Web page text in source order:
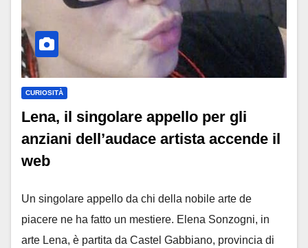
CURIOSITÀ
Lena, il singolare appello per gli
anziani dell’audace artista accende il
web
Un singolare appello da chi della nobile arte de
piacere ne ha fatto un mestiere. Elena Sonzogni, in
arte Lena, è partita da Castel Gabbiano, provincia di